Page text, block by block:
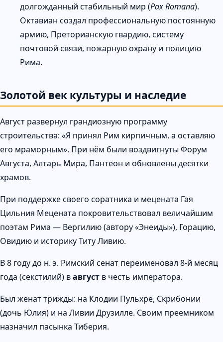
долгожданный стабильный мир (Pax Romana).
Октавиан создал профессиональную постоянную
армию, Преторианскую гвардию, систему
почтовой связи, пожарную охрану и полицию
Рима.
Золотой век культуры и наследие
Август развернул грандиозную программу
строительства: «Я принял Рим кирпичным, а оставляю
его мраморным». При нём были воздвигнуты Форум
Августа, Алтарь Мира, Пантеон и обновлены десятки
храмов.
При поддержке своего соратника и мецената Гая
Цильния Мецената покровительствовал величайшим
поэтам Рима — Вергилию (автору «Энеиды»), Горацию,
Овидию и историку Титу Ливию.
В 8 году до н. э. Римский сенат переименовал 8-й месяц
года (секстилий) вавгуст в честь императора.
Был женат трижды: на Клодии Пульхре, Скрибонии
(дочь Юлия) и на Ливии Друзилле. Своим преемником
назначил пасынка Тиберия.